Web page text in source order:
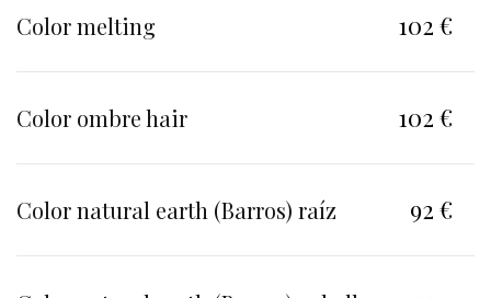
Color melting 102 €
Color ombre hair 102 €
Color natural earth (Barros) raíz 92 €